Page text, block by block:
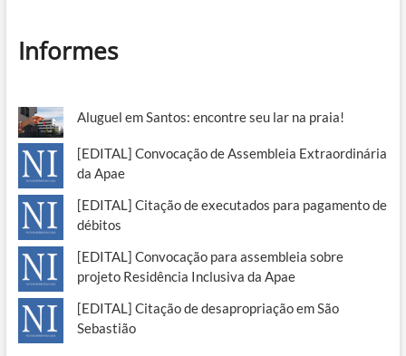
Informes
Aluguel em Santos: encontre seu lar na praia!
[EDITAL] Convocação de Assembleia Extraordinária
da Apae
[EDITAL] Citação de executados para pagamento de
débitos
[EDITAL] Convocação para assembleia sobre
projeto Residência Inclusiva da Apae
[EDITAL] Citação de desapropriação em São
Sebastião